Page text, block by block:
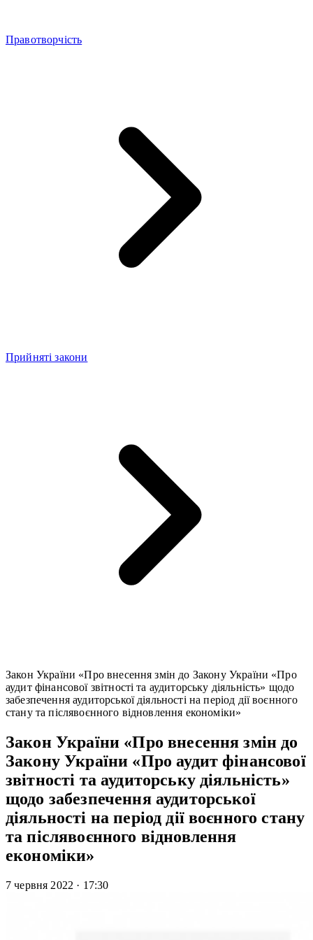
Правотворчість
Прийняті закони
Закон України «Про внесення змін до Закону України «Про
аудит фінансової звітності та аудиторську діяльність» щодо
забезпечення аудиторської діяльності на період дії воєнного
стану та післявоєнного відновлення економіки»
Закон України «Про внесення змін до
Закону України «Про аудит фінансової
звітності та аудиторську діяльність»
щодо забезпечення аудиторської
діяльності на період дії воєнного стану
та післявоєнного відновлення
економіки»
7 червня 2022 · 17:30